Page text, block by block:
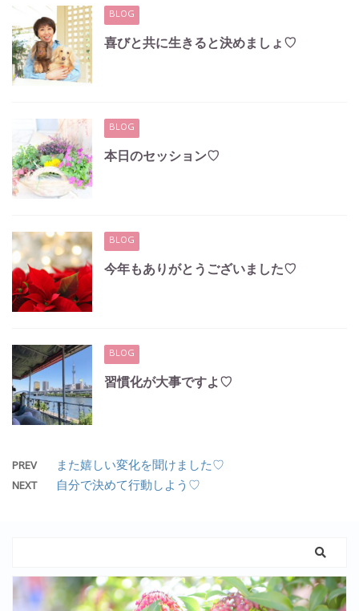
BLOG
喜びと共に生きると決めましょ♡
BLOG
本日のセッション♡
BLOG
今年もありがとうございました♡
BLOG
習慣化が大事ですよ♡
PREV また嬉しい変化を聞けました♡
NEXT 自分で決めて行動しよう♡